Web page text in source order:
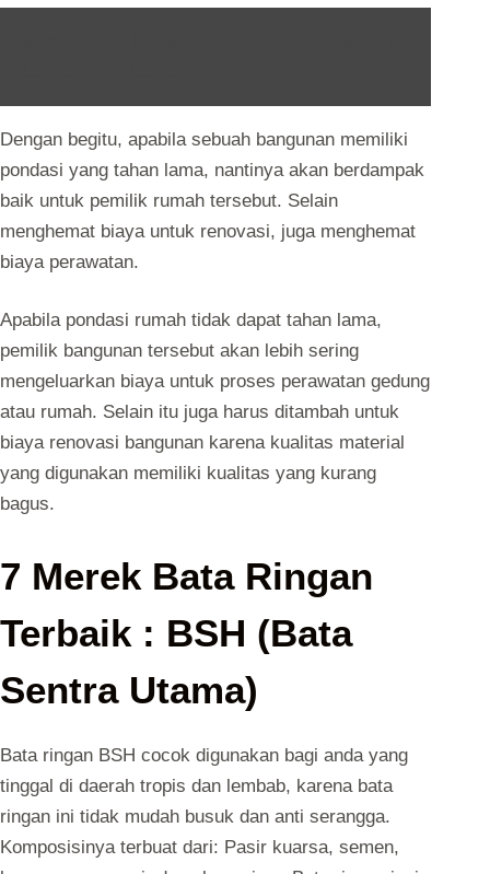
Dengan begitu, apabila sebuah bangunan memiliki
pondasi yang tahan lama, nantinya akan berdampak
baik untuk pemilik rumah tersebut. Selain
menghemat biaya untuk renovasi, juga menghemat
biaya perawatan.
Apabila pondasi rumah tidak dapat tahan lama,
pemilik bangunan tersebut akan lebih sering
mengeluarkan biaya untuk proses perawatan gedung
atau rumah. Selain itu juga harus ditambah untuk
biaya renovasi bangunan karena kualitas material
yang digunakan memiliki kualitas yang kurang
bagus.
7 Merek Bata Ringan
Terbaik : BSH (Bata
Sentra Utama)
Bata ringan BSH cocok digunakan bagi anda yang
tinggal di daerah tropis dan lembab, karena bata
ringan ini tidak mudah busuk dan anti serangga.
Komposisinya terbuat dari: Pasir kuarsa, semen,